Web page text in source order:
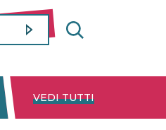
DISNEY+ NETFLIX
VEDI TUTTI